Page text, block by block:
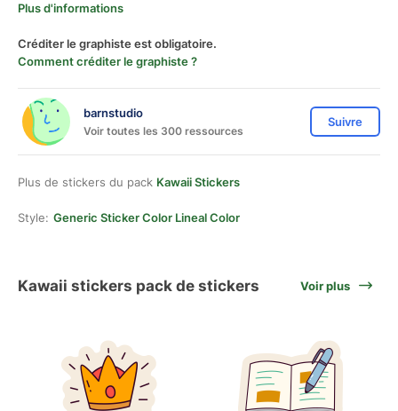
Plus d'informations
Créditer le graphiste est obligatoire.
Comment créditer le graphiste ?
barnstudio
Voir toutes les 300 ressources
Suivre
Plus de stickers du pack Kawaii Stickers
Style: Generic Sticker Color Lineal Color
Kawaii stickers pack de stickers Voir plus